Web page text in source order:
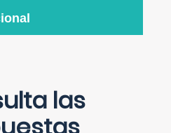
las